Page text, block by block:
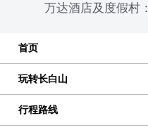
万达酒店及度假村：
首页
玩转长白山
行程路线